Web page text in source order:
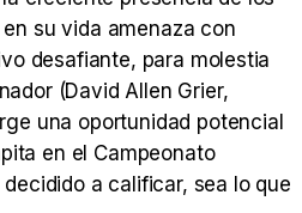
su vida amenaza con
desafiante, para molestia
(David Allen Grier,
una oportunidad potencial
en el Campeonato
a calificar, sea lo que